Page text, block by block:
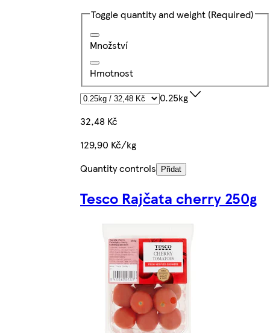
Toggle quantity and weight (Required)
Množství
Hmotnost
0.25kg
32,48 Kč
129,90 Kč/kg
Quantity controls
Přidat
Tesco Rajčata cherry 250g